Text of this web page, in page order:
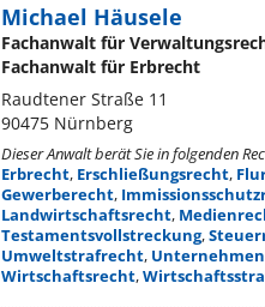
Michael Häusele
Fachanwalt für
Fachanwalt für Erbrecht
Raudtener Straße 11
90475 Nürnberg
Dieser Anwalt berät Sie in folgenden
Erbrecht, Erschließungsrecht,
Gewerberecht,
Landwirtschaftsrecht,
Testamentsvollstreckung,
Umweltstrafrecht,
Wirtschaftsrecht,